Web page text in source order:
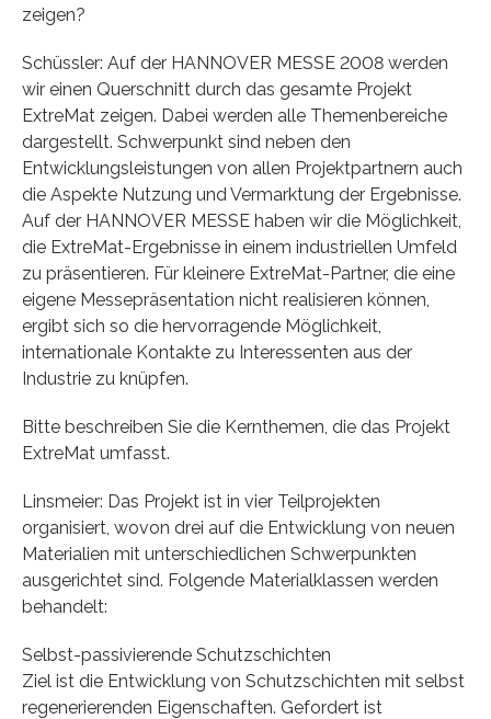
zeigen?
Schüssler: Auf der HANNOVER MESSE 2008 werden
wir einen Querschnitt durch das gesamte Projekt
ExtreMat zeigen. Dabei werden alle Themenbereiche
dargestellt. Schwerpunkt sind neben den
Entwicklungsleistungen von allen Projektpartnern auch
die Aspekte Nutzung und Vermarktung der Ergebnisse.
Auf der HANNOVER MESSE haben wir die Möglichkeit,
die ExtreMat-Ergebnisse in einem industriellen Umfeld
zu präsentieren. Für kleinere ExtreMat-Partner, die eine
eigene Messepräsentation nicht realisieren können,
ergibt sich so die hervorragende Möglichkeit,
internationale Kontakte zu Interessenten aus der
Industrie zu knüpfen.
Bitte beschreiben Sie die Kernthemen, die das Projekt
ExtreMat umfasst.
Linsmeier: Das Projekt ist in vier Teilprojekten
organisiert, wovon drei auf die Entwicklung von neuen
Materialien mit unterschiedlichen Schwerpunkten
ausgerichtet sind. Folgende Materialklassen werden
behandelt:
Selbst-passivierende Schutzschichten
Ziel ist die Entwicklung von Schutzschichten mit selbst
regenerierenden Eigenschaften. Gefordert ist